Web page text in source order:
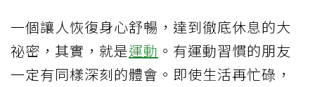
一個讓人恢復身心舒暢，達到徹底休息的大
祕密，其實，就是運動 。有運動習慣的朋友
一定有同樣深刻的體會。即使生活再忙碌，